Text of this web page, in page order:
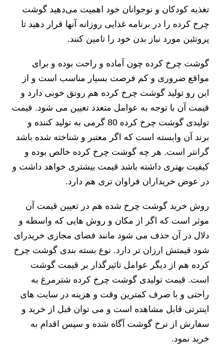
تغذیه کودکان و نوجوانان خود اهمیت می‌دهید گوشت
چرخ کرده را در برنامه غذایی روزانه آنها قرار دهید تا
پروتئین مورد نیاز بدن خود را تامین کنند.
گوشت چرخ کرده چون آماده و راحت بوده و برای
مواقع ضروری و کم فرصت بسیار مناسب است و از
این رو تولید گوشت چرخ کرده هم رونق خوبی دارد و
قیمت آن با توجه به عوامل متعدد تعیین می شود. قیمت
تولیدی گوشت چرخ کرده 80 گرمی به تولید کننده و
برند آن وابسته است که اگر معتبر و شناخته شده باشد
گرانتر است. هر چه گوشت چرخ کرده خالص بوده و
کیفیت بهتری داشته باشد قیمت بیشتری خواهد داشت و
در عوض خریداران فراوان تری هم دارد.
روش خرید گوشت چرخ شده هم در تعیین قیمت آن
موثر است که اگر از مکان و روش هایی که واسطه و
دلال در آن حذف می شود مانند فضای مجازی خریدرای
شود قیمتش ارزان تر دارد. نوع بسته بندی گوشت چرخ
کرده هم از دیگر عوامل تاثیرگذار بر قیمت گوشت
است. قیمت تولیدی گوشت چرخ کرده شترمرغ به
راحتی و با صرف کمترین وقت و هزینه در سایت های
اینترتی قابل مشاهده است و می توان قبل از خرید و
سفارش از نرخ گوشت آگاه شده و سپس اقدام به
خرید نمود.